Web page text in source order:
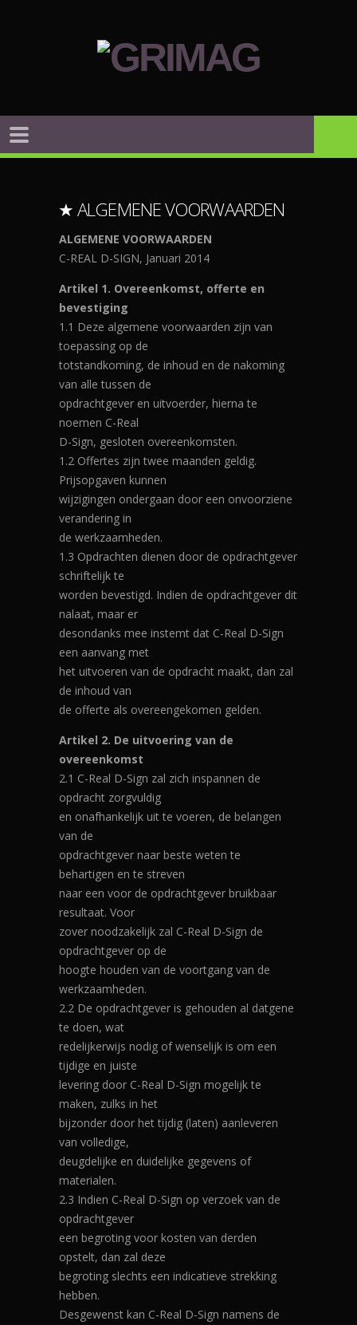
★ ALGEMENE VOORWAARDEN
ALGEMENE VOORWAARDEN
C-REAL D-SIGN, Januari 2014
Artikel 1. Overeenkomst, offerte en
bevestiging
1.1 Deze algemene voorwaarden zijn van
toepassing op de
totstandkoming, de inhoud en de nakoming
van alle tussen de
opdrachtgever en uitvoerder, hierna te
noemen C-Real
D-Sign, gesloten overeenkomsten.
1.2 Offertes zijn twee maanden geldig.
Prijsopgaven kunnen
wijzigingen ondergaan door een onvoorziene
verandering in
de werkzaamheden.
1.3 Opdrachten dienen door de opdrachtgever
schriftelijk te
worden bevestigd. Indien de opdrachtgever dit
nalaat, maar er
desondanks mee instemt dat C-Real D-Sign
een aanvang met
het uitvoeren van de opdracht maakt, dan zal
de inhoud van
de offerte als overeengekomen gelden.
Artikel 2. De uitvoering van de
overeenkomst
2.1 C-Real D-Sign zal zich inspannen de
opdracht zorgvuldig
en onafhankelijk uit te voeren, de belangen
van de
opdrachtgever naar beste weten te
behartigen en te streven
naar een voor de opdrachtgever bruikbaar
resultaat. Voor
zover noodzakelijk zal C-Real D-Sign de
opdrachtgever op de
hoogte houden van de voortgang van de
werkzaamheden.
2.2 De opdrachtgever is gehouden al datgene
te doen, wat
redelijkerwijs nodig of wenselijk is om een
tijdige en juiste
levering door C-Real D-Sign mogelijk te
maken, zulks in het
bijzonder door het tijdig (laten) aanleveren
van volledige,
deugdelijke en duidelijke gegevens of
materialen.
2.3 Indien C-Real D-Sign op verzoek van de
opdrachtgever
een begroting voor kosten van derden
opstelt, dan zal deze
begroting slechts een indicatieve strekking
hebben.
Desgewenst kan C-Real D-Sign namens de